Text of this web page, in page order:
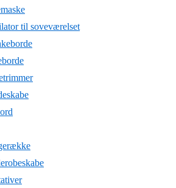
til soveværelset